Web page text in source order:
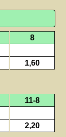
8
1,60
11-8
2,20